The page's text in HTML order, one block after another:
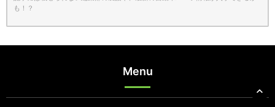
も！？
Menu